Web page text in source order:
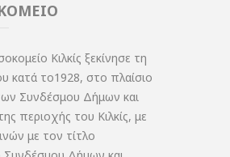
Κιλκίς ξεκίνησε τη
κατά το1928, στο πλαίσιο
Συνδέσμου Δήμων και
περιοχής του Κιλκίς, με
με τον τίτλο